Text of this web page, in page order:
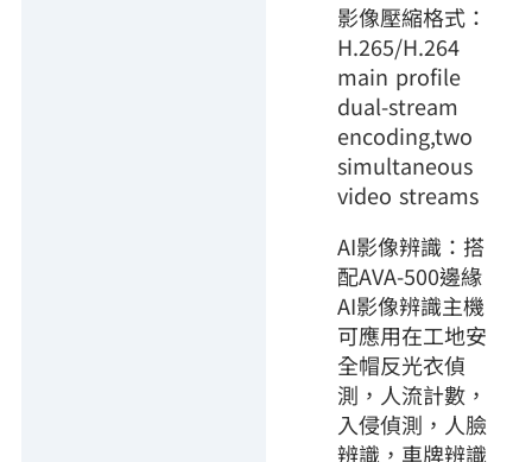
影像壓縮格式：
H.265/H.264
main profile
dual-stream
encoding,two
simultaneous
video streams
AI影像辨識：搭
配AVA-500邊緣
AI影像辨識主機
可應用在工地安
全帽反光衣偵
測，人流計數，
入侵偵測，人臉
辨識，車牌辨識